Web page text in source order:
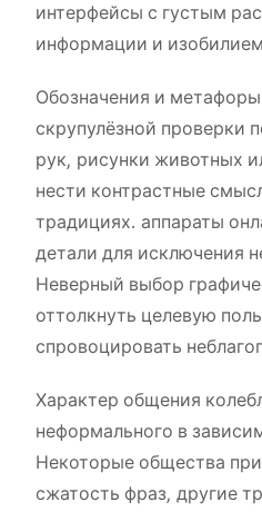
интерфейсы с густым
информации и
Обозначения и
скрупулёзной проверки
рук, рисунки животных
нести контрастные
традициях. аппараты
детали для исключения
Неверный выбор
оттолкнуть целевую
спровоцировать
Характер общения
неформального в
Некоторые общества
сжатость фраз, другие